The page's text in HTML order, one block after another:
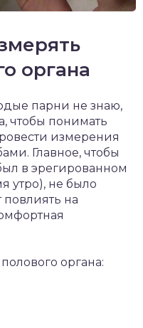
органа
парни не знаю,
чтобы понимать
измерения
Главное, чтобы
в эрегированном
утро), не было
повлиять на
органа: